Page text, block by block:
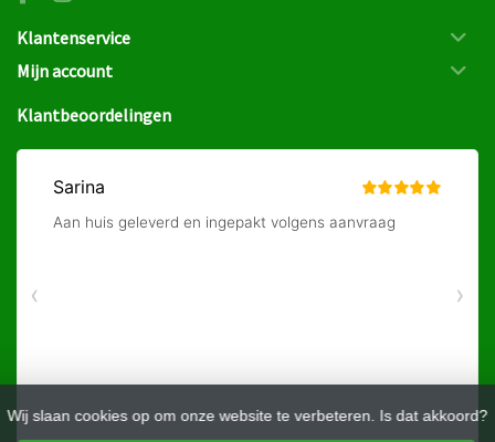
Wij slaan cookies op om onze website te verbeteren. Is dat akkoord?
Klantenservice
Mijn account
Klantbeoordelingen